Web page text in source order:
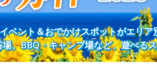
ベント＆おでかけスポットがエリア
、BBQ・キャンプ場など、遊べる